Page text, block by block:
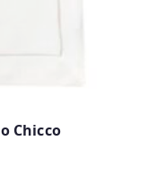
Chicco